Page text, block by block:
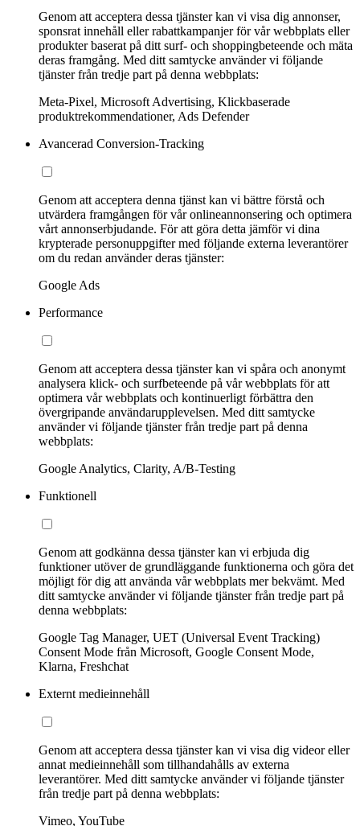
Genom att acceptera dessa tjänster kan vi visa dig annonser,
sponsrat innehåll eller rabattkampanjer för vår webbplats eller
produkter baserat på ditt surf- och shoppingbeteende och mäta
deras framgång. Med ditt samtycke använder vi följande
tjänster från tredje part på denna webbplats:
Meta-Pixel, Microsoft Advertising, Klickbaserade
produktrekommendationer, Ads Defender
Avancerad Conversion-Tracking
Genom att acceptera denna tjänst kan vi bättre förstå och
utvärdera framgången för vår onlineannonsering och optimera
vårt annonserbjudande. För att göra detta jämför vi dina
krypterade personuppgifter med följande externa leverantörer
om du redan använder deras tjänster:
Google Ads
Performance
Genom att acceptera dessa tjänster kan vi spåra och anonymt
analysera klick- och surfbeteende på vår webbplats för att
optimera vår webbplats och kontinuerligt förbättra den
övergripande användarupplevelsen. Med ditt samtycke
använder vi följande tjänster från tredje part på denna
webbplats:
Google Analytics, Clarity, A/B-Testing
Funktionell
Genom att godkänna dessa tjänster kan vi erbjuda dig
funktioner utöver de grundläggande funktionerna och göra det
möjligt för dig att använda vår webbplats mer bekvämt. Med
ditt samtycke använder vi följande tjänster från tredje part på
denna webbplats:
Google Tag Manager, UET (Universal Event Tracking)
Consent Mode från Microsoft, Google Consent Mode,
Klarna, Freshchat
Externt medieinnehåll
Genom att acceptera dessa tjänster kan vi visa dig videor eller
annat medieinnehåll som tillhandahålls av externa
leverantörer. Med ditt samtycke använder vi följande tjänster
från tredje part på denna webbplats:
Vimeo, YouTube